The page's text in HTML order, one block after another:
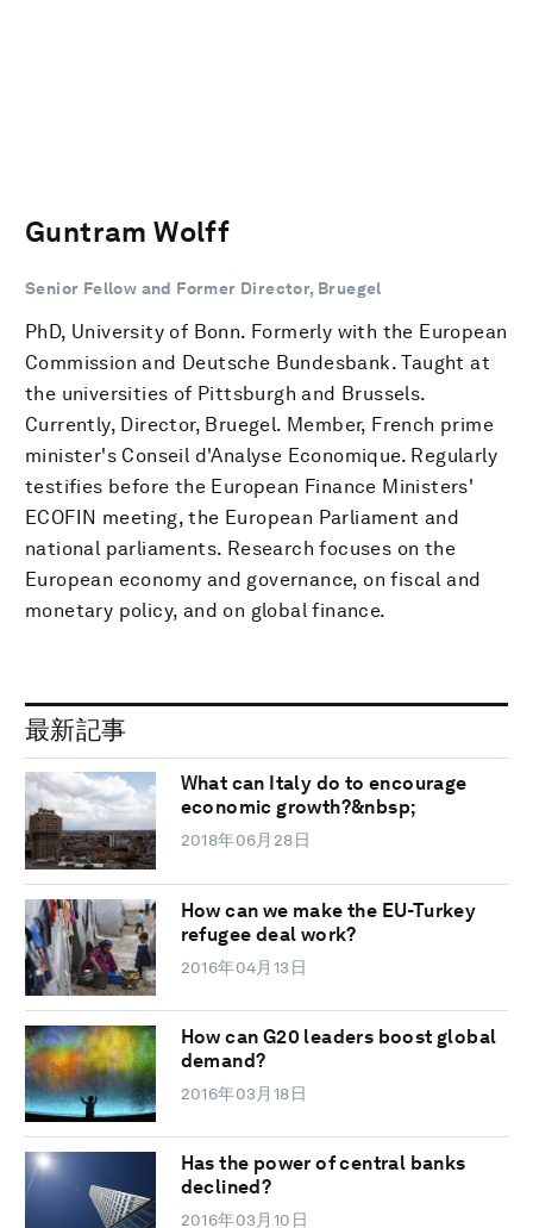
Guntram Wolff
Senior Fellow and Former Director, Bruegel
PhD, University of Bonn. Formerly with the European
Commission and Deutsche Bundesbank. Taught at
the universities of Pittsburgh and Brussels.
Currently, Director, Bruegel. Member, French prime
minister's Conseil d'Analyse Economique. Regularly
testifies before the European Finance Ministers'
ECOFIN meeting, the European Parliament and
national parliaments. Research focuses on the
European economy and governance, on fiscal and
monetary policy, and on global finance.
最新記事
What can Italy do to encourage
economic growth?&nbsp;
2018年06月28日
How can we make the EU-Turkey
refugee deal work?
2016年04月13日
How can G20 leaders boost global
demand?
2016年03月18日
Has the power of central banks
declined?
2016年03月10日